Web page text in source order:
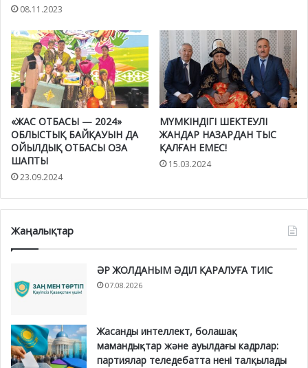
08.11.2023
«ЖАС ОТБАСЫ — 2024»
ОБЛЫСТЫҚ БАЙҚАУЫН ДА
ОЙЫЛДЫҚ ОТБАСЫ ОЗА
ШАПТЫ
23.09.2024
МҮМКІНДІГІ ШЕКТЕУЛІ
ЖАНДАР НАЗАРДАН ТЫС
ҚАЛҒАН ЕМЕС!
15.03.2024
Жаңалықтар
ӘР ЖОЛДАНЫМ ӘДІЛ ҚАРАЛУҒА ТИІС
07.08.2026
Жасанды интеллект, болашақ
мамандықтар және ауылдағы кадрлар:
партиялар теледебатта нені талқылады